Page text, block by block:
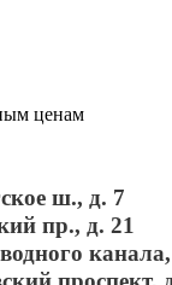
ценам
ш., д. 7
пр., д. 21